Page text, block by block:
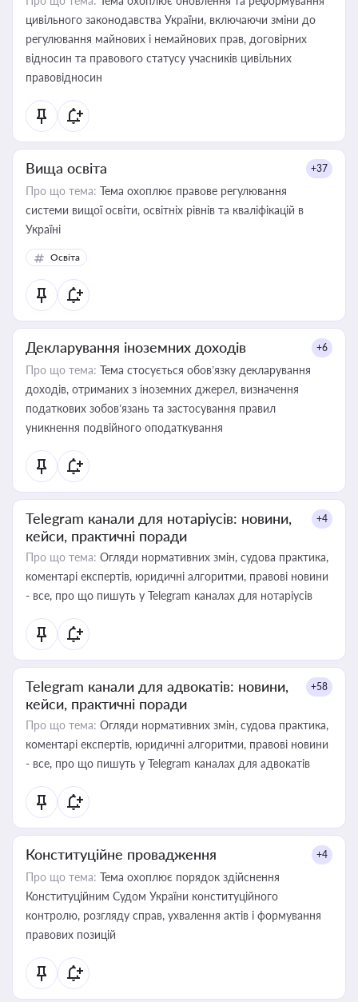
цивільного законодавства України, включаючи зміни до
регулювання майнових і немайнових прав, договірних
відносин та правового статусу учасників цивільних
правовідносин
Вища освіта +37
Про що тема: Тема охоплює правове регулювання
системи вищої освіти, освітніх рівнів та кваліфікацій в
Україні
Освіта
Декларування іноземних доходів +6
Про що тема: Тема стосується обов’язку декларування
доходів, отриманих з іноземних джерел, визначення
податкових зобов’язань та застосування правил
уникнення подвійного оподаткування
Telegram канали для нотаріусів: новини,
кейси, практичні поради
+4
Про що тема: Огляди нормативних змін, судова практика,
коментарі експертів, юридичні алгоритми, правові новини
- все, про що пишуть у Telegram каналах для нотаріусів
Telegram канали для адвокатів: новини,
кейси, практичні поради
+58
Про що тема: Огляди нормативних змін, судова практика,
коментарі експертів, юридичні алгоритми, правові новини
- все, про що пишуть у Telegram каналах для адвокатів
Конституційне провадження +4
Про що тема: Тема охоплює порядок здійснення
Конституційним Судом України конституційного
контролю, розгляду справ, ухвалення актів і формування
правових позицій